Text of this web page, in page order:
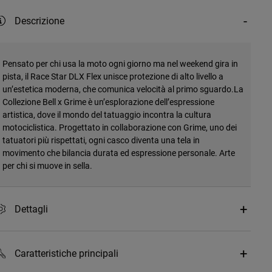
Descrizione
Pensato per chi usa la moto ogni giorno ma nel weekend gira in
pista, il Race Star DLX Flex unisce protezione di alto livello a
un’estetica moderna, che comunica velocità al primo sguardo.La
Collezione Bell x Grime è un’esplorazione dell’espressione
artistica, dove il mondo del tatuaggio incontra la cultura
motociclistica. Progettato in collaborazione con Grime, uno dei
tatuatori più rispettati, ogni casco diventa una tela in
movimento che bilancia durata ed espressione personale. Arte
per chi si muove in sella.
Dettagli
Caratteristiche principali